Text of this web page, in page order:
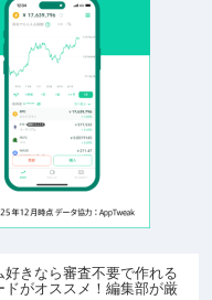
きなら審査不要で作れる
がオススメ！編集部が厳